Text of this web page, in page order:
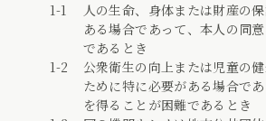
人の生命、身体または財産の
ある場合であって、本人の同
であるとき
公衆衛生の向上または児童の
ために特に必要がある場合で
を得ることが困難であるとき